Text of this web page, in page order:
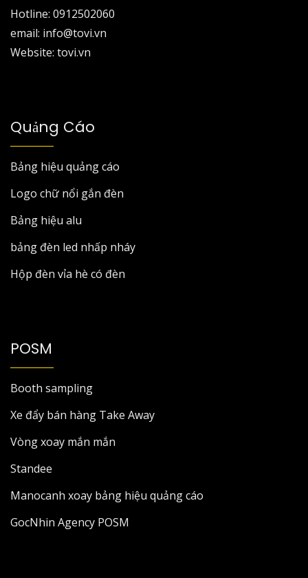
Hotline: 0912502060
email: info@tovi.vn
Website: tovi.vn
Quảng Cáo
Bảng hiệu quảng cáo
Logo chữ nổi gắn đèn
Bảng hiệu alu
bảng đèn led nhấp nháy
Hộp đèn vỉa hè có đèn
POSM
Booth sampling
Xe đẩy bán hàng Take Away
Vòng xoay mắn mắn
Standee
Manocanh xoay bảng hiệu quảng cáo
GocNhin Agency POSM